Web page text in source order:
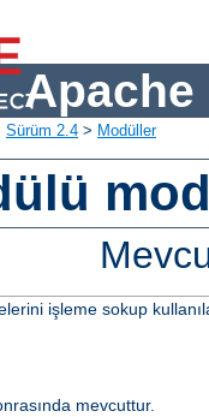
Apache
Sürüm 2.4 > Modüller
işleme sokup
mevcuttur.